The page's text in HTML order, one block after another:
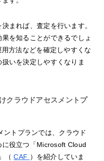
まれば、査定を行います。
を知ることができるでしょ
方法などを確定しやすくな
いを決定しやすくなりま
クラウドアセスメントプ
トプランでは、クラウド
役立つ「Microsoft Cloud
」（CAF ）を紹介していま